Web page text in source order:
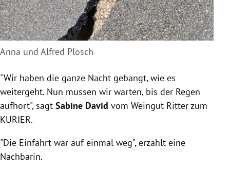
Anna und Alfred Plösch
"Wir haben die ganze Nacht gebangt, wie es
weitergeht. Nun müssen wir warten, bis der Regen
aufhört", sagt Sabine David vom Weingut Ritter zum
KURIER.
"Die Einfahrt war auf einmal weg", erzählt eine
Nachbarin.